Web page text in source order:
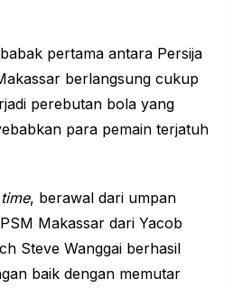
pertama antara Persija
berlangsung cukup
perebutan bola yang
para pemain terjatuh
, berawal dari umpan
Makassar dari Yacob
Steve Wanggai berhasil
baik dengan memutar